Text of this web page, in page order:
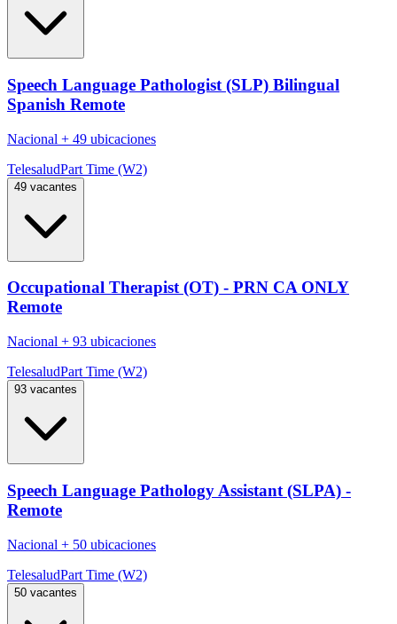
Speech Language Pathologist (SLP) Bilingual
Spanish Remote
Nacional + 49 ubicaciones
TelesaludPart Time (W2)
49 vacantes
Occupational Therapist (OT) - PRN CA ONLY
Remote
Nacional + 93 ubicaciones
TelesaludPart Time (W2)
93 vacantes
Speech Language Pathology Assistant (SLPA) -
Remote
Nacional + 50 ubicaciones
TelesaludPart Time (W2)
50 vacantes